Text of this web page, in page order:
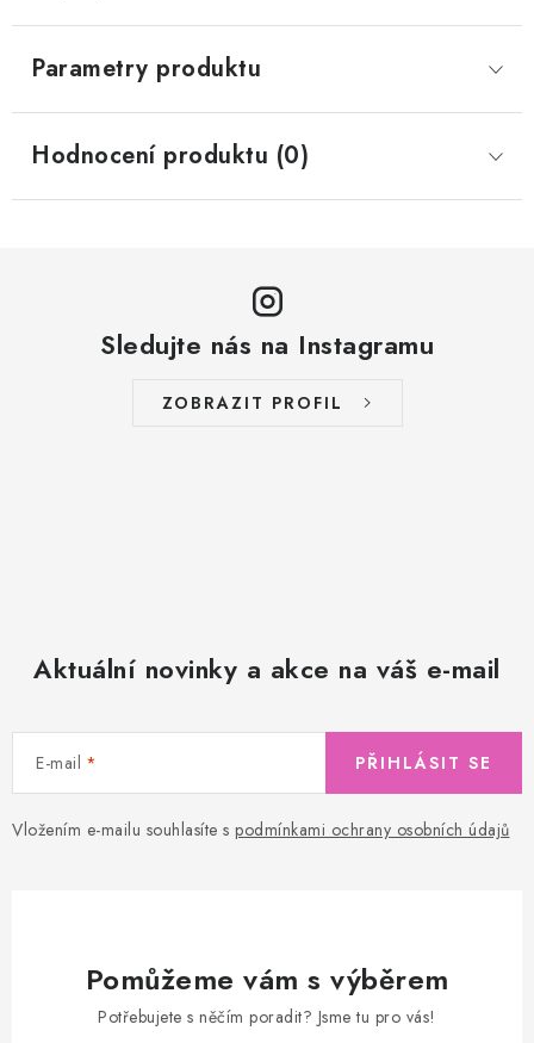
Parametry produktu
Hodnocení produktu (0)
Sledujte nás na Instagramu
ZOBRAZIT PROFIL
Aktuální novinky a akce na váš e-mail
E-mail
Vložením e-mailu souhlasíte s podmínkami ochrany osobních údajů
PŘIHLÁSIT SE
Pomůžeme vám s výběrem
Potřebujete s něčím poradit? Jsme tu pro vás!